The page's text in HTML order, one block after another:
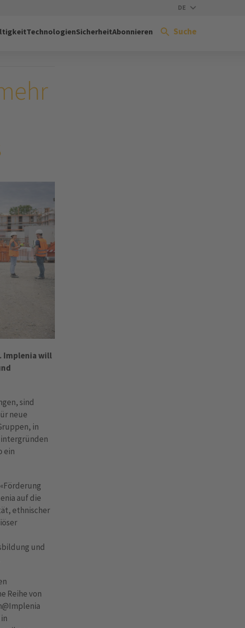
DE
TechnologienSicherheitAbonnieren Suche
Implenia will
sind
neue
in
ein
auf die
ethnischer
und
Reihe von